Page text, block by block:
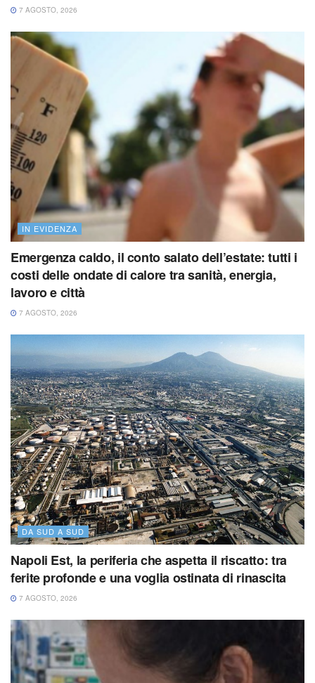
7 AGOSTO, 2026
IN EVIDENZA
Emergenza caldo, il conto salato dell’estate: tutti i
costi delle ondate di calore tra sanità, energia,
lavoro e città
7 AGOSTO, 2026
DA SUD A SUD
Napoli Est, la periferia che aspetta il riscatto: tra
ferite profonde e una voglia ostinata di rinascita
7 AGOSTO, 2026